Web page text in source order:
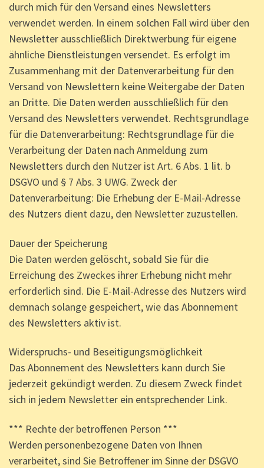
durch mich für den Versand eines Newsletters
verwendet werden. In einem solchen Fall wird über den
Newsletter ausschließlich Direktwerbung für eigene
ähnliche Dienstleistungen versendet. Es erfolgt im
Zusammenhang mit der Datenverarbeitung für den
Versand von Newslettern keine Weitergabe der Daten
an Dritte. Die Daten werden ausschließlich für den
Versand des Newsletters verwendet. Rechtsgrundlage
für die Datenverarbeitung: Rechtsgrundlage für die
Verarbeitung der Daten nach Anmeldung zum
Newsletters durch den Nutzer ist Art. 6 Abs. 1 lit. b
DSGVO und § 7 Abs. 3 UWG. Zweck der
Datenverarbeitung: Die Erhebung der E-Mail-Adresse
des Nutzers dient dazu, den Newsletter zuzustellen.
Dauer der Speicherung
Die Daten werden gelöscht, sobald Sie für die
Erreichung des Zweckes ihrer Erhebung nicht mehr
erforderlich sind. Die E-Mail-Adresse des Nutzers wird
demnach solange gespeichert, wie das Abonnement
des Newsletters aktiv ist.
Widerspruchs- und Beseitigungsmöglichkeit
Das Abonnement des Newsletters kann durch Sie
jederzeit gekündigt werden. Zu diesem Zweck findet
sich in jedem Newsletter ein entsprechender Link.
*** Rechte der betroffenen Person ***
Werden personenbezogene Daten von Ihnen
verarbeitet, sind Sie Betroffener im Sinne der DSGVO